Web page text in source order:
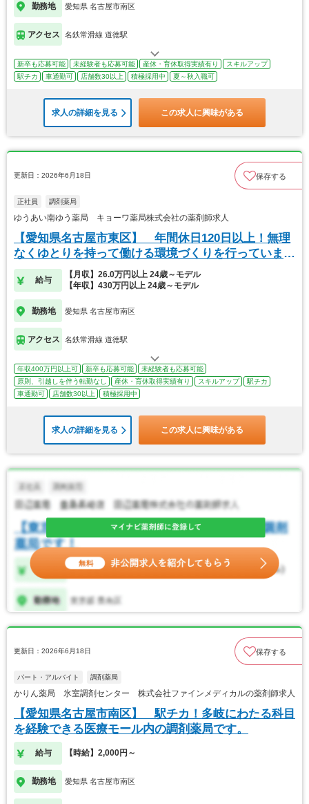
勤務地 愛知県 名古屋市南区
アクセス 名鉄常滑線 道徳駅
新卒も応募可能 未経験者も応募可能 産休・育休取得実績有り
スキルアップ
駅チカ
車通勤可 店舗数30以上 積極採用中 夏～秋入職可
求人の詳細を見る この求人に興味がある
更新日：2026年6月18日 保存する
正社員 調剤薬局
ゆうあい南ゆう薬局 キョーワ薬局株式会社の薬剤師求人
【愛知県名古屋市東区】 年間休日120日以上！無理
なくゆとりを持って働ける環境づくりを行っていま
す。
給与
【月収】26.0万円以上 24歳～モデル
【年収】430万円以上 24歳～モデル
勤務地 愛知県 名古屋市南区
アクセス 名鉄常滑線 道徳駅
年収400万円以上可 新卒も応募可能
未経験者も応募可能
原則、引越しを伴う転勤なし
産休・育休取得実績有り スキルアップ
駅チカ
車通勤可
店舗数30以上 積極採用中
求人の詳細を見る この求人に興味がある
更新日：2026年6月18日 保存する
パート・アルバイト 調剤薬局
かりん薬局 氷室調剤センター 株式会社ファインメディカルの薬剤師求人
【愛知県名古屋市南区】 駅チカ！多岐にわたる科目
を経験できる医療モール内の調剤薬局です。
給与 【時給】2,000円～
勤務地 愛知県 名古屋市南区